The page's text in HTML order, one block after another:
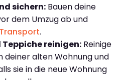
sichern: Bauen deine
dem Umzug ab und
Transport.
reinigen: Reinige
deiner alten Wohnung und
sie in die neue Wohnung